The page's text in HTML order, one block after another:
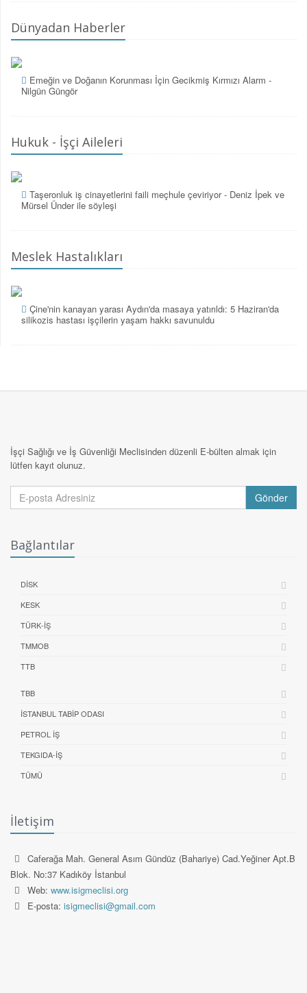
Dünyadan Haberler
Emeğin ve Doğanın Korunması İçin Gecikmiş Kırmızı Alarm -
Nilgün Güngör
Hukuk - İşçi Aileleri
Taşeronluk iş cinayetlerini faili meçhule çeviriyor - Deniz İpek ve
Mürsel Ünder ile söyleşi
Meslek Hastalıkları
Çine'nin kanayan yarası Aydın'da masaya yatırıldı: 5 Haziran'da
silikozis hastası işçilerin yaşam hakkı savunuldu
İşçi Sağlığı ve İş Güvenliği Meclisinden düzenli E-bülten almak için
lütfen kayıt olunuz.
Gönder
Bağlantılar
DİSK
KESK
TÜRK-İŞ
TMMOB
TTB
TBB
İSTANBUL TABIP ODASI
PETROL İŞ
TEKGIDA-İŞ
TÜMÜ
İletişim
Caferağa Mah. General Asım Gündüz (Bahariye) Cad.Yeğiner Apt.B
Blok. No:37 Kadıköy İstanbul
Web: www.isigmeclisi.org
E-posta: isigmeclisi@gmail.com